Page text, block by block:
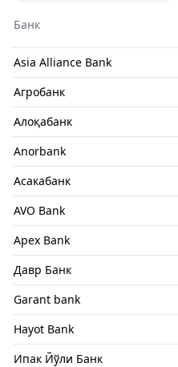
Банк
Asia Alliance Bank
Агробанк
Алоқабанк
Anorbank
Асакабанк
AVO Bank
Apex Bank
Давр Банк
Garant bank
Hayot Bank
Ипак Йўли Банк